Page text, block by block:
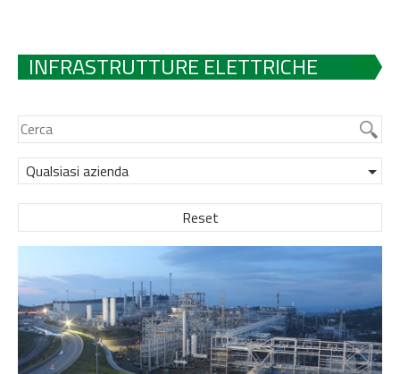
INFRASTRUTTURE ELETTRICHE
Qualsiasi azienda
Reset